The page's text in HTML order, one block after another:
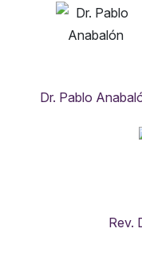
Dr. Pablo
Rev.